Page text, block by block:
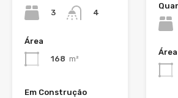
3
4
Área
168 m²
Em Construção
Área